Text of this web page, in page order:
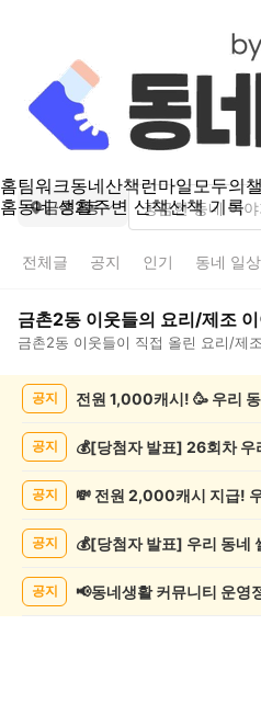
홈팀워크동네산책런마일모두의
홈동네 생활주변 산책산책 기록
금촌2동
전체글 공지 인기 동네 일상
금촌2동 이웃들의 요리/제조
금촌2동 이웃들이 직접 올린 요리/제조
리/
목
공지 전원 1,000캐시! 🥳 우리
공지
공지
공지
공지 📢동네생활 커뮤니티 운